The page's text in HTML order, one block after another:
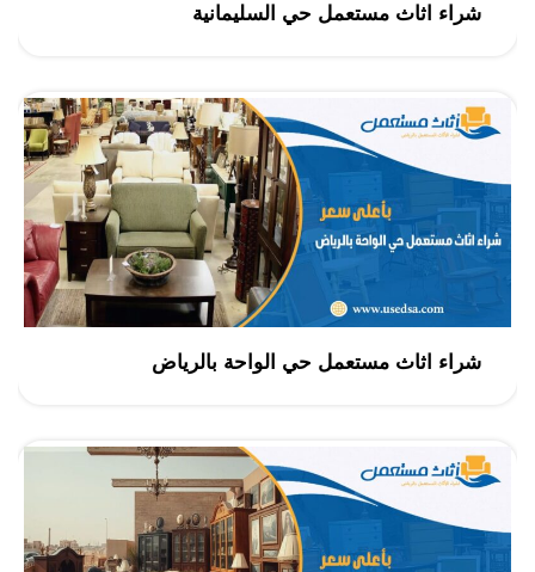
شراء اثاث مستعمل حي السليمانية
شراء اثاث مستعمل حي الواحة بالرياض